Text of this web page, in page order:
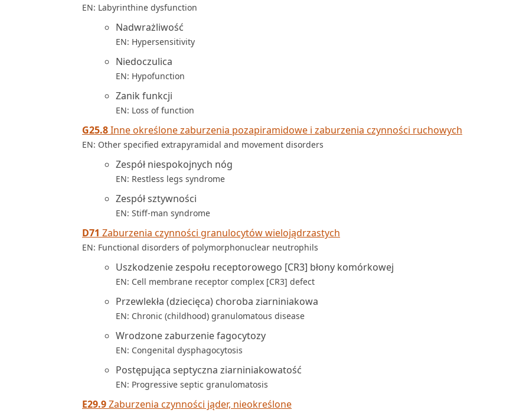
EN: Labyrinthine dysfunction
Nadwrażliwość
EN: Hypersensitivity
Niedoczulica
EN: Hypofunction
Zanik funkcji
EN: Loss of function
G25.8Inne określone zaburzenia pozapiramidowe i zaburzenia czynności ruchowych
EN: Other specified extrapyramidal and movement disorders
Zespół niespokojnych nóg
EN: Restless legs syndrome
Zespół sztywności
EN: Stiff-man syndrome
D71 Zaburzenia czynności granulocytów wielojądrzastych
EN: Functional disorders of polymorphonuclear neutrophils
Uszkodzenie zespołu receptorowego [CR3] błony komórkowej
EN: Cell membrane receptor complex [CR3] defect
Przewlekła (dziecięca) choroba ziarniniakowa
EN: Chronic (childhood) granulomatous disease
Wrodzone zaburzenie fagocytozy
EN: Congenital dysphagocytosis
Postępująca septyczna ziarniniakowatość
EN: Progressive septic granulomatosis
E29.9Zaburzenia czynności jąder, nieokreślone